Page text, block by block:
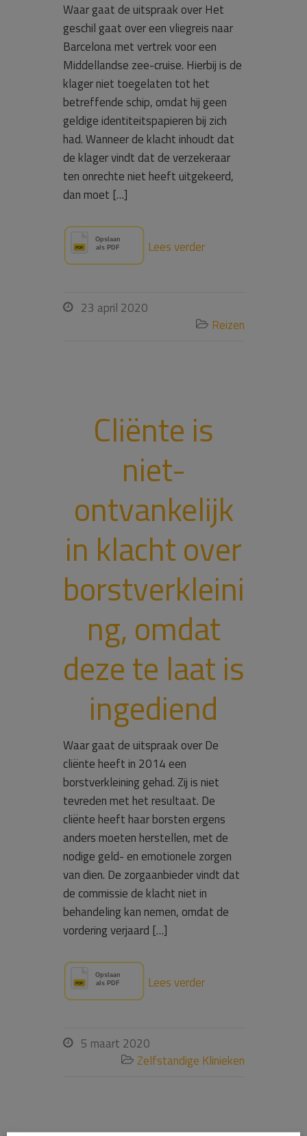
Waar gaat de uitspraak over Het
geschil gaat over een vliegreis naar
Barcelona met vertrek voor een
Middellandse zee-cruise. Hierbij is de
klager niet toegelaten tot het
betreffende schip, omdat hij geen
geldige identiteitspapieren bij zich
had. Wanneer de klacht inhoudt dat
de klager vindt dat de verzekeraar
ten onrechte niet heeft uitgekeerd,
dan moet […]
Lees verder
 23 april 2020
 Reizen
Cliënte is
niet-
ontvankelijk
in klacht over
borstverkleini
ng, omdat
deze te laat is
ingediend
Waar gaat de uitspraak over De
cliënte heeft in 2014 een
borstverkleining gehad. Zij is niet
tevreden met het resultaat. De
cliënte heeft haar borsten ergens
anders moeten herstellen, met de
nodige geld- en emotionele zorgen
van dien. De zorgaanbieder vindt dat
de commissie de klacht niet in
behandeling kan nemen, omdat de
vordering verjaard […]
Lees verder
 5 maart 2020
 Zelfstandige Klinieken